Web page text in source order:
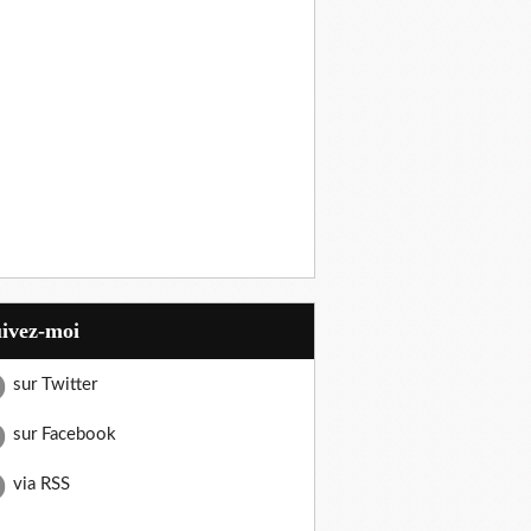
moi
sur Twitter
sur Facebook
via RSS